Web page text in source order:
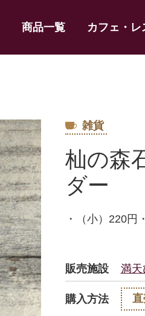
商品一覧 カフェ・
雑貨
杣の森
ダー
・（小）220円
販売施設 満天
購入方法